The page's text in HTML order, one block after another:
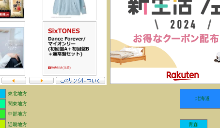
東北地方
北海道
関東地方
中部地方
近畿地方
青森